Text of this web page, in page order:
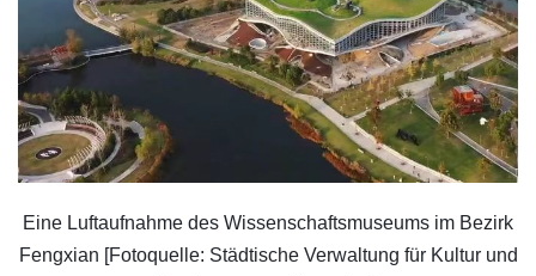
Eine Luftaufnahme des Wissenschaftsmuseums im Bezirk
Fengxian [Fotoquelle: Städtische Verwaltung für Kultur und